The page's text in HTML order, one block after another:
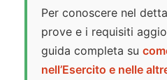
Per conoscere nel
prove e i requisiti
guida completa su
nell’Esercito e nelle